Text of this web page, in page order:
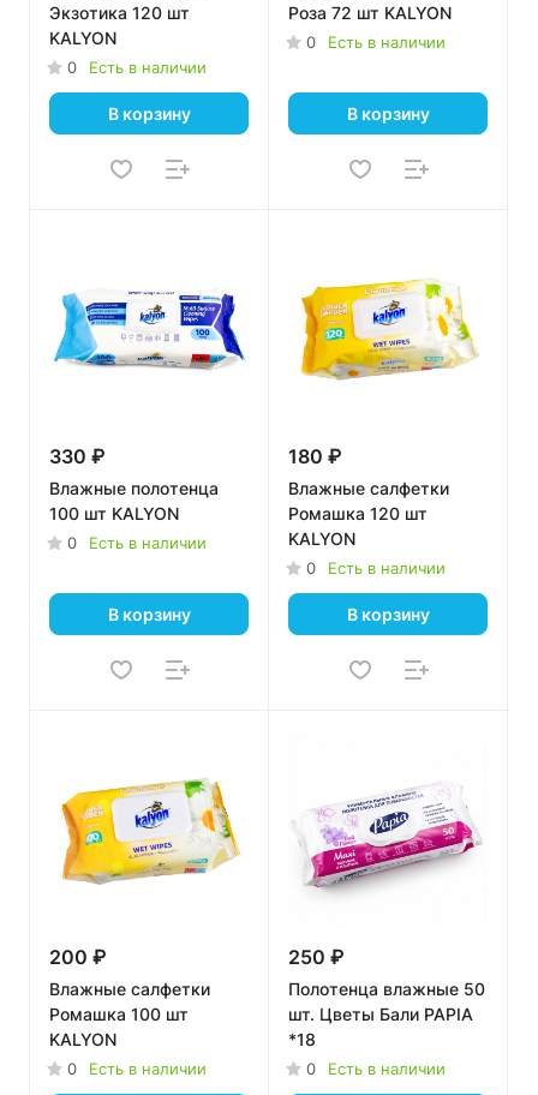
Экзотика 120 шт
KALYON
0 Есть в наличии
В корзину
Роза 72 шт KALYON
0 Есть в наличии
В корзину
330 ₽
Влажные полотенца
100 шт KALYON
0 Есть в наличии
В корзину
180 ₽
Влажные салфетки
Ромашка 120 шт
KALYON
0 Есть в наличии
В корзину
200 ₽
Влажные салфетки
Ромашка 100 шт
KALYON
0 Есть в наличии
250 ₽
Полотенца влажные 50
шт. Цветы Бали PAPIA
*18
0 Есть в наличии